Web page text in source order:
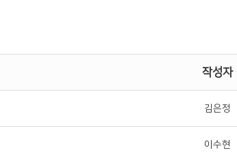
작성자
김은정
이수현